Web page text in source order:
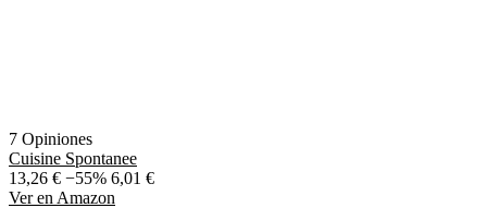
7 Opiniones
Cuisine Spontanee
13,26 € −55% 6,01 €
Ver en Amazon